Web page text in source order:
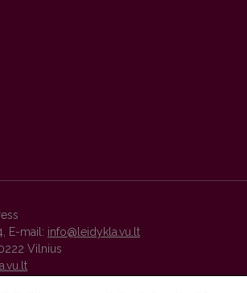
E-mail: info@leidykla.vu.lt
Vilnius